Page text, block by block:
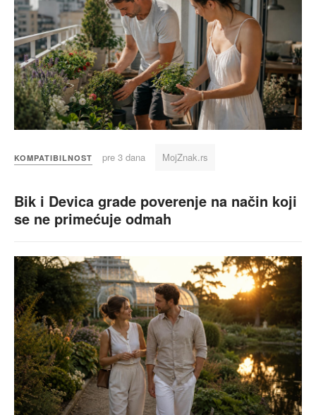
KOMPATIBILNOST pre 3 dana MojZnak.rs
Bik i Devica grade poverenje na način koji
se ne primećuje odmah